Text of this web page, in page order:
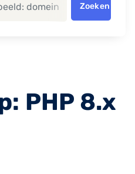
Zoeken
PHP 8.x